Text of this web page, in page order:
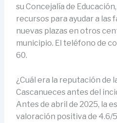
su Concejalía de
recursos para ayudar a las
nuevas plazas en otros
municipio. El teléfono de
60.
¿Cuál era la reputación de
Cascanueces antes del
Antes de abril de 2025, la
valoración positiva de 4.6/